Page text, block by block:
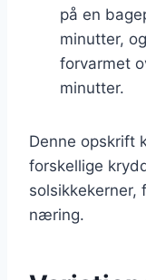
på en
minutter,
forvarmet
minutter.
Denne opskrift
forskellige
solsikkekerner,
næring.